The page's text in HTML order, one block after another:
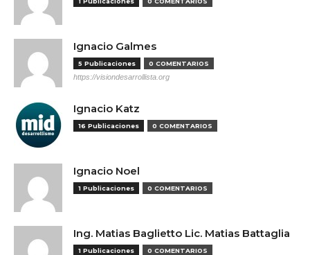
Ignacio Galmes
5 Publicaciones 0 COMENTARIOS
https://visiondesarrollista.org
Ignacio Katz
16 Publicaciones 0 COMENTARIOS
Ignacio Noel
1 Publicaciones 0 COMENTARIOS
Ing. Matias Baglietto Lic. Matias Battaglia
1 Publicaciones 0 COMENTARIOS